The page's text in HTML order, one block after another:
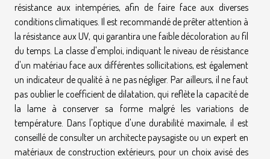
résistance aux intempéries, afin de faire face aux diverses
conditions climatiques. Il est recommandé de prêter attention à
la résistance aux UV, qui garantira une faible décoloration au fil
du temps. La classe d'emploi, indiquant le niveau de résistance
d'un matériau face aux différentes sollicitations, est également
un indicateur de qualité à ne pas négliger. Par ailleurs, il ne faut
pas oublier le coefficient de dilatation, qui reflète la capacité de
la lame à conserver sa forme malgré les variations de
température. Dans l'optique d'une durabilité maximale, il est
conseillé de consulter un architecte paysagiste ou un expert en
matériaux de construction extérieurs, pour un choix avisé des